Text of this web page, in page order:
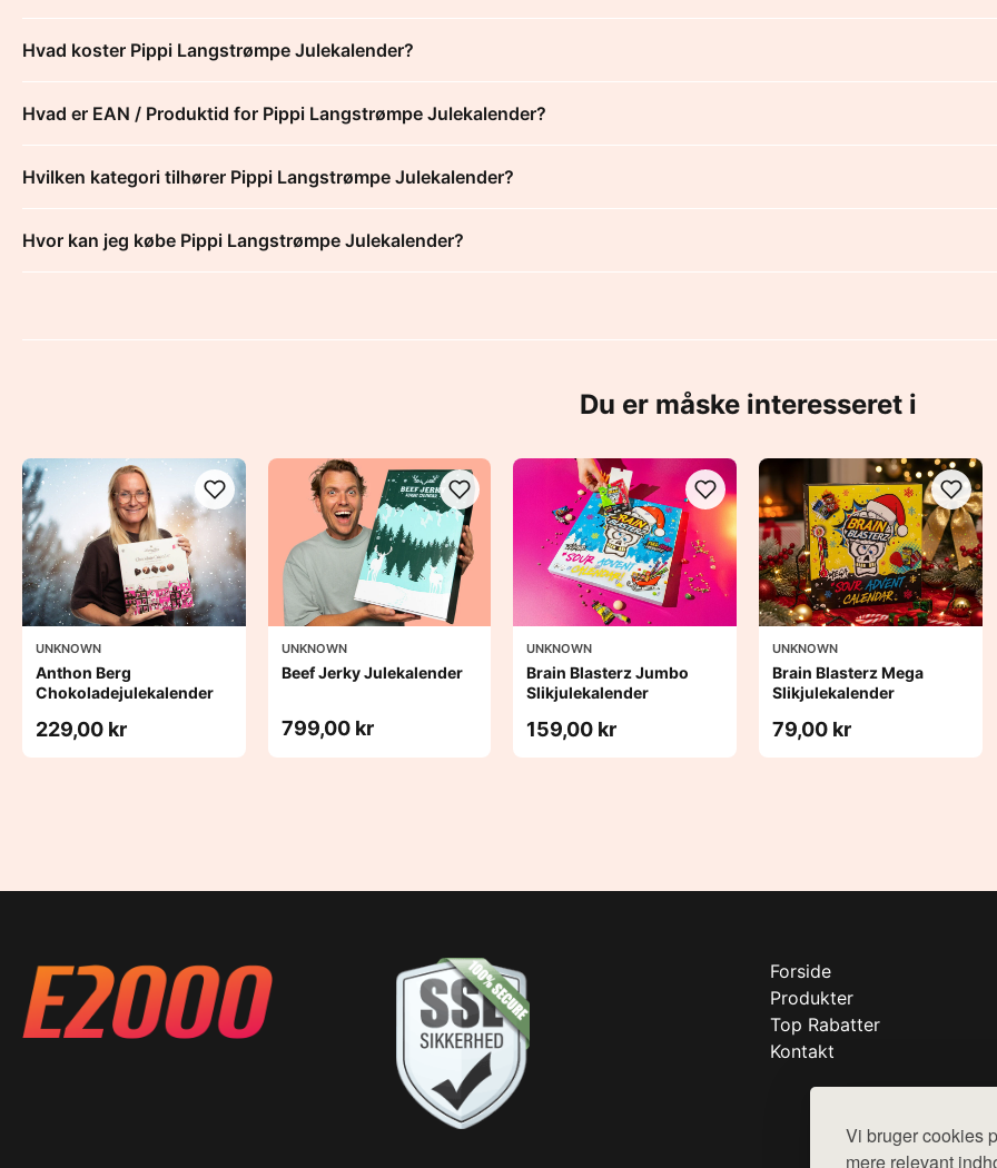
Vi bruger cookies
mere relevant
Hvad koster Pippi Langstrømpe Julekalender?
Hvad er EAN / Produktid for Pippi Langstrømpe Julekalender?
Hvilken kategori tilhører Pippi Langstrømpe Julekalender?
Hvor kan jeg købe Pippi Langstrømpe Julekalender?
Du er måske interesseret i
UNKNOWN
Anthon Berg
Chokoladejulekalender
229,00 kr
UNKNOWN
Beef Jerky Julekalender
799,00 kr
UNKNOWN
Brain Blasterz Jumbo
Slikjulekalender
159,00 kr
UNKNOWN
Brain Blasterz Mega
Slikjulekalender
79,00 kr
Forside
Produkter
Top Rabatter
Kontakt